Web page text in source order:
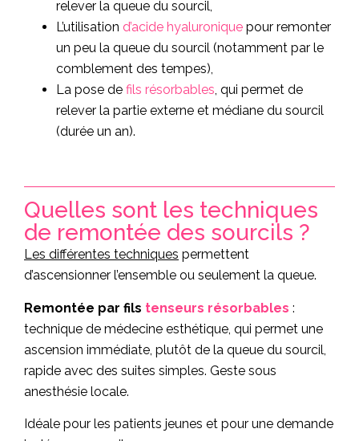
relever la queue du sourcil,
L’utilisation d’acide hyaluronique pour remonter
un peu la queue du sourcil (notamment par le
comblement des tempes),
La pose de fils résorbables, qui permet de
relever la partie externe et médiane du sourcil
(durée un an).
Quelles sont les techniques
de remontée des sourcils ?
Les différentes techniques permettent
d’ascensionner l’ensemble ou seulement la queue.
Remontée par fils tenseurs résorbables :
technique de médecine esthétique, qui permet une
ascension immédiate, plutôt de la queue du sourcil,
rapide avec des suites simples. Geste sous
anesthésie locale.
Idéale pour les patients jeunes et pour une demande